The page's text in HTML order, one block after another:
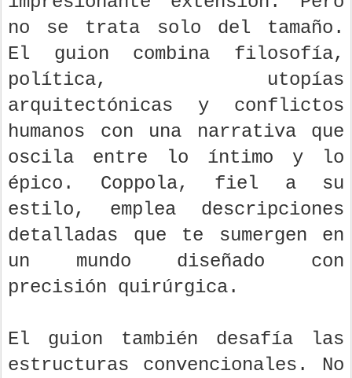
no se trata solo del tamaño.
El guion combina filosofía,
política, utopías
arquitectónicas y conflictos
humanos con una narrativa que
oscila entre lo íntimo y lo
épico. Coppola, fiel a su
estilo, emplea descripciones
detalladas que te sumergen en
un mundo diseñado con
precisión quirúrgica.
El guion también desafía las
estructuras convencionales. No